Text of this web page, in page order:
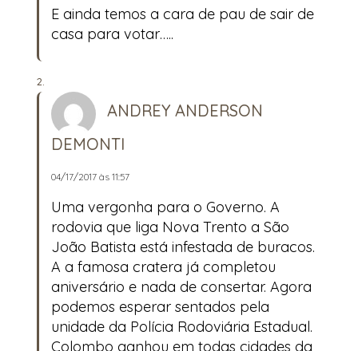
E ainda temos a cara de pau de sair de
casa para votar…..
ANDREY ANDERSON
DEMONTI
04/17/2017 às 11:57
Uma vergonha para o Governo. A
rodovia que liga Nova Trento a São
João Batista está infestada de buracos.
A a famosa cratera já completou
aniversário e nada de consertar. Agora
podemos esperar sentados pela
unidade da Polícia Rodoviária Estadual.
Colombo ganhou em todas cidades da